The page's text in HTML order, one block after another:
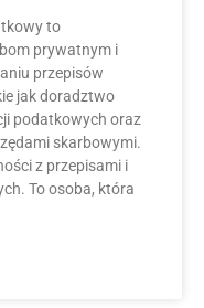
to
prywatnym i
przepisów
jak doradztwo
podatkowych oraz
skarbowymi.
z przepisami i
To osoba, która